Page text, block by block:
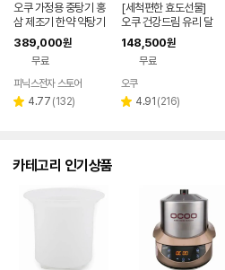
오쿠 가정용 중탕기 홍
삼 제조기 한약 약탕기
한약 찜기 추석 부모님
선물 OC-2200PR
389,000원
무료
피닉스전자 스토어
별 4.77 리
(132)
[세척편한 효도선물]
오쿠 건강드림 유리 달
임 포트 2.2리터 약탕
기 OCC-DP2200
148,500원
무료
오쿠
별 4.91 리
(216)
카테고리 인기상품